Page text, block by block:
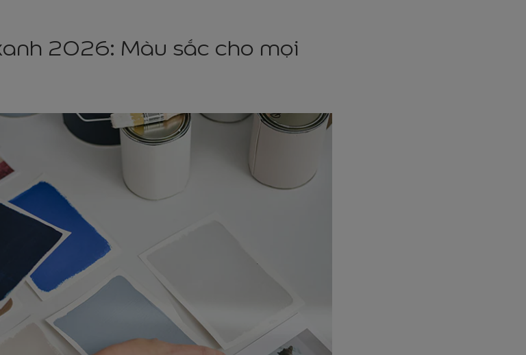
2026: Màu sắc cho mọi